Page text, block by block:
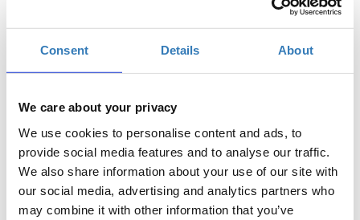
Consent Details About
We care about your privacy
We use cookies to personalise content and ads, to
provide social media features and to analyse our traffic.
We also share information about your use of our site with
our social media, advertising and analytics partners who
may combine it with other information that you’ve
Το workshop έχει στόχο να δώσει την δυνατότητα
στους συμμετέχοντες να εκπαιδευτούν στη χρήση
σημαντικών μέσων κοινωνικής δικτύωσης, να